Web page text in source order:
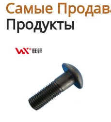
Самые
Продукты